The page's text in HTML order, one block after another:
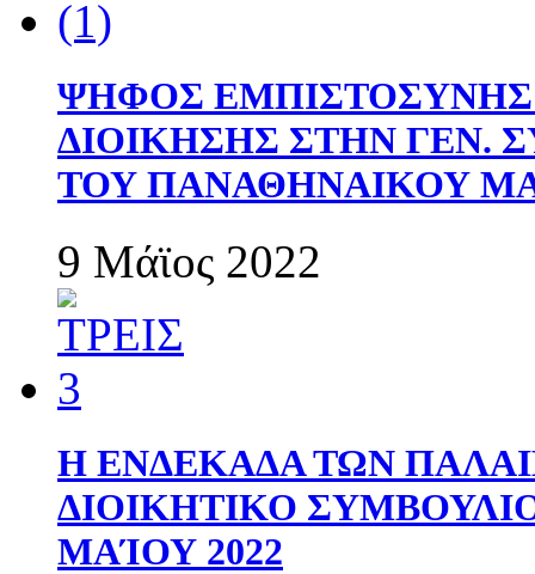
ΨΗΦΟΣ
ΔΙΟΙΚΗΣΗΣ ΣΤΗΝ ΓΕΝ.
ΤΟΥ ΠΑΝΑΘΗΝΑΙΚΟΥ
9 Μάϊος 2022
Η ΕΝΔΕΚΑΔΑ ΤΩΝ
ΔΙΟΙΚΗΤΙΚΟ
ΜΑΊΟΥ 2022